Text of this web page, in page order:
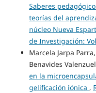
Saberes
teorías del
núcleo Nueva
de Investigación:
Marcela Jarpa
Benavides
en la
gelificación iónica ,